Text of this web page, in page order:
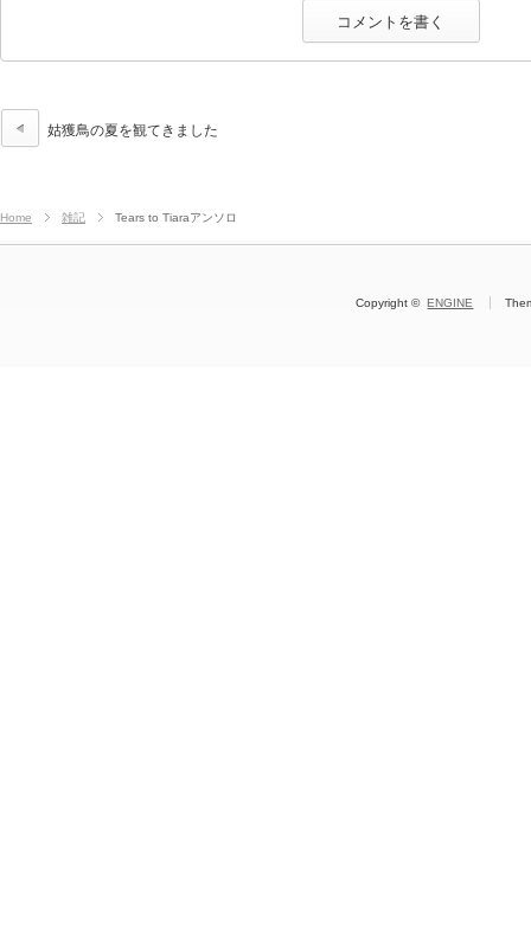
姑獲鳥の夏を観てきました
Home 雑記 Tears to Tiaraアンソロ
Copyright ©ENGINE